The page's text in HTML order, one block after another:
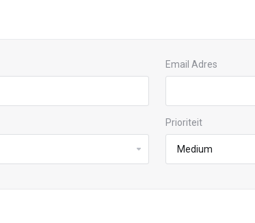
Email Adres
Prioriteit